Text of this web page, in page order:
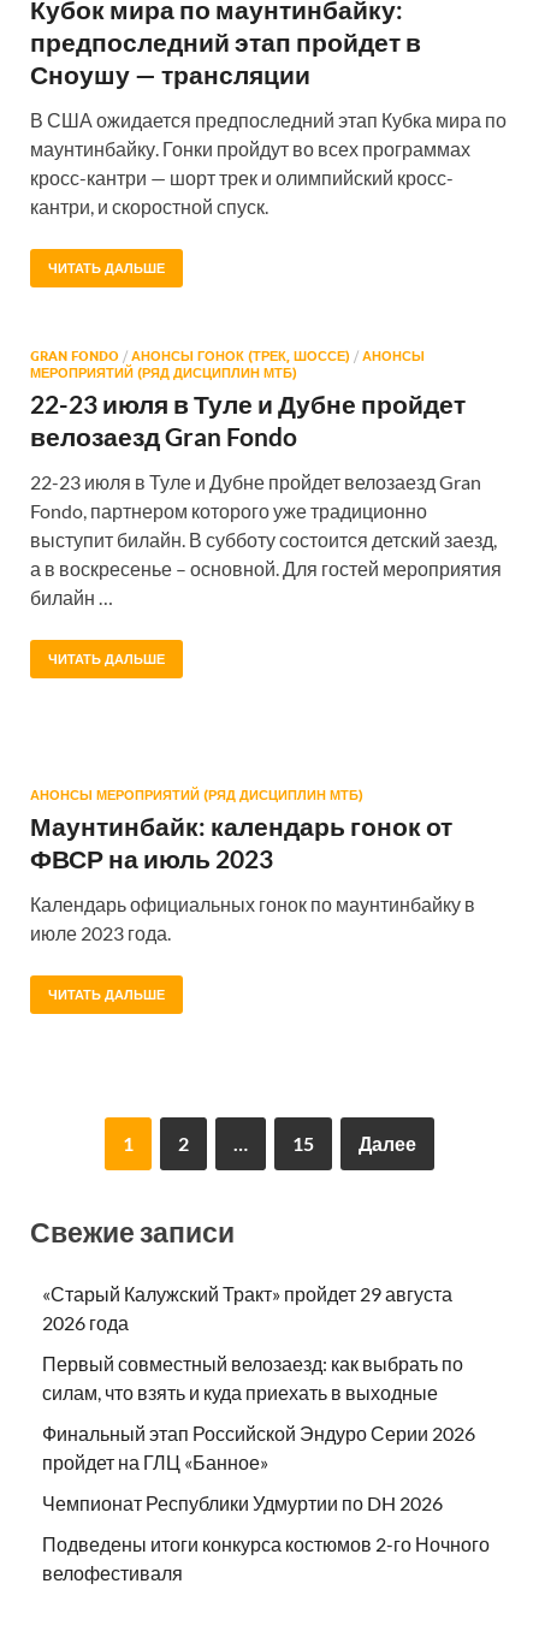
Кубок мира по маунтинбайку:
предпоследний этап пройдет в
Сноушу — трансляции
В США ожидается предпоследний этап Кубка мира по
маунтинбайку. Гонки пройдут во всех программах
кросс-кантри — шорт трек и олимпийский кросс-
кантри, и скоростной спуск.
ЧИТАТЬ ДАЛЬШЕ
GRAN FONDO / АНОНСЫ ГОНОК (ТРЕК, ШОССЕ) / АНОНСЫ
МЕРОПРИЯТИЙ (РЯД ДИСЦИПЛИН МТБ)
22-23 июля в Туле и Дубне пройдет
велозаезд Gran Fondo
22-23 июля в Туле и Дубне пройдет велозаезд Gran
Fondo, партнером которого уже традиционно
выступит билайн. В субботу состоится детский заезд,
а в воскресенье – основной. Для гостей мероприятия
билайн …
ЧИТАТЬ ДАЛЬШЕ
АНОНСЫ МЕРОПРИЯТИЙ (РЯД ДИСЦИПЛИН МТБ)
Маунтинбайк: календарь гонок от
ФВСР на июль 2023
Календарь официальных гонок по маунтинбайку в
июле 2023 года.
ЧИТАТЬ ДАЛЬШЕ
1 2 … 15 Далее
Свежие записи
«Старый Калужский Тракт» пройдет 29 августа
2026 года
Первый совместный велозаезд: как выбрать по
силам, что взять и куда приехать в выходные
Финальный этап Российской Эндуро Серии 2026
пройдет на ГЛЦ «Банное»
Чемпионат Республики Удмуртии по DH 2026
Подведены итоги конкурса костюмов 2-го Ночного
велофестиваля